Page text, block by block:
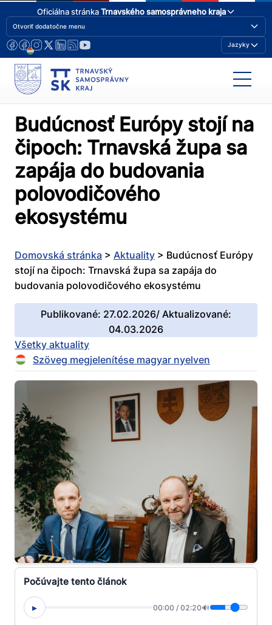
Oficiálna stránkaTrnavského samosprávneho kraja
Otvoriť dodatočne menu
Jazyky
Budúcnosť Európy stojí na
čipoch: Trnavská župa sa
zapája do budovania
polovodičového
ekosystému
Domovská stránka > Aktuality > Budúcnosť Európy
stojí na čipoch: Trnavská župa sa zapája do
budovania polovodičového ekosystému
Publikované: 27.02.2026/ Aktualizované:
04.03.2026
Všetky aktuality
Szöveg megjelenítése magyar nyelven
Počúvajte tento článok
▸ 00:00 / 02:20🔊